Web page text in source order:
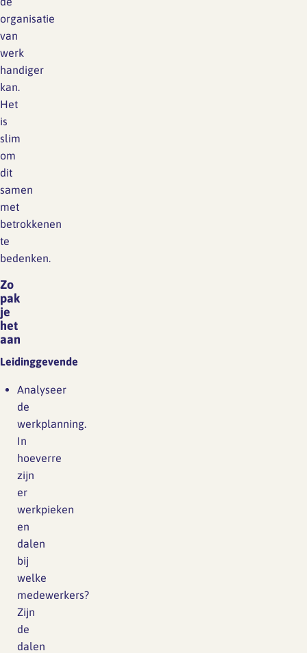
organisatie
van
werk
handiger
kan.
Het
is
slim
om
dit
samen
met
betrokkenen
te
bedenken.
Zo
pak
je
het
aan
Leidinggevende
Analyseer
de
werkplanning.
In
hoeverre
zijn
er
werkpieken
en
dalen
bij
welke
medewerkers?
Zijn
de
dalen